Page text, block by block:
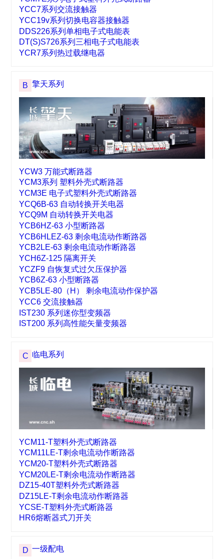
YCH7-125系列隔离开关
YCZF7自恢复式过欠压保护器
YCM7系列塑料外壳式断路器
YCM7LE系列剩余电流动作断路器
YCC19v系列切换电容器接触器
DDS226系列单相电子式电能表
DT(S)S726系列三相电子式电能表
YCR7系列热过载继电器
B 擎天系列
YCW3 万能式断路器
YCM3系列 塑料外壳式断路器
YCM3E 电子式塑料外壳式断路器
YCQ6B-63 自动转换开关电器
YCQ9M 自动转换开关电器
YCB6HZ-63 小型断路器
YCB6HLEZ-63 剩余电流动作断路器
YCH6Z-125 隔离开关
YCZF9 自恢复式过欠压保护器
YCB6Z-63 小型断路器
YCB5LE-80（H） 剩余电流动作保护器
IST200 系列高性能矢量变频器
C 临电系列
YCM11-T塑料外壳式断路器